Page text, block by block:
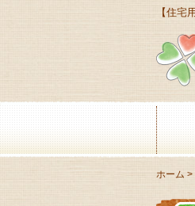
ホーム >